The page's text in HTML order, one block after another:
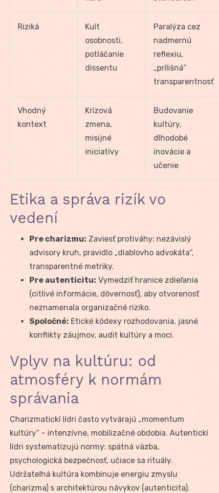
Riziká
Kult
osobnosti,
potláčanie
dissentu
Paralýza cez
nadmernú
reflexiu,
„prílišná“
transparentnosť
Vhodný
kontext
Krízová
zmena,
misijné
iniciatívy
Budovanie
kultúry,
dlhodobé
inovácie a
učenie
Etika a správa rizík vo
vedení
Pre charizmu: Zaviesť protiváhy: nezávislý
advisory kruh, pravidlo „diablovho advokáta“,
transparentné metriky.
Pre autenticitu: Vymedziť hranice zdieľania
(citlivé informácie, dôvernosť), aby otvorenosť
neznamenala organizačné riziko.
Spoločné: Etické kódexy rozhodovania, jasné
konflikty záujmov, audit kultúry a moci.
Vplyv na kultúru: od
atmosféry k normám
správania
Charizmatickí lídri často vytvárajú „momentum
kultúry“ – intenzívne, mobilizačné obdobia. Autentickí
lídri systematizujú normy: spätná väzba,
psychologická bezpečnosť, učiace sa rituály.
Udržateľná kultúra kombinuje energiu zmyslu
(charizma) s architektúrou návykov (autenticita).